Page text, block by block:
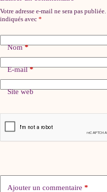
Votre adresse e-mail ne sera pas publiée.
indiqués avec *
Nom*
E-mail*
Site web
Ajouter un commentaire *